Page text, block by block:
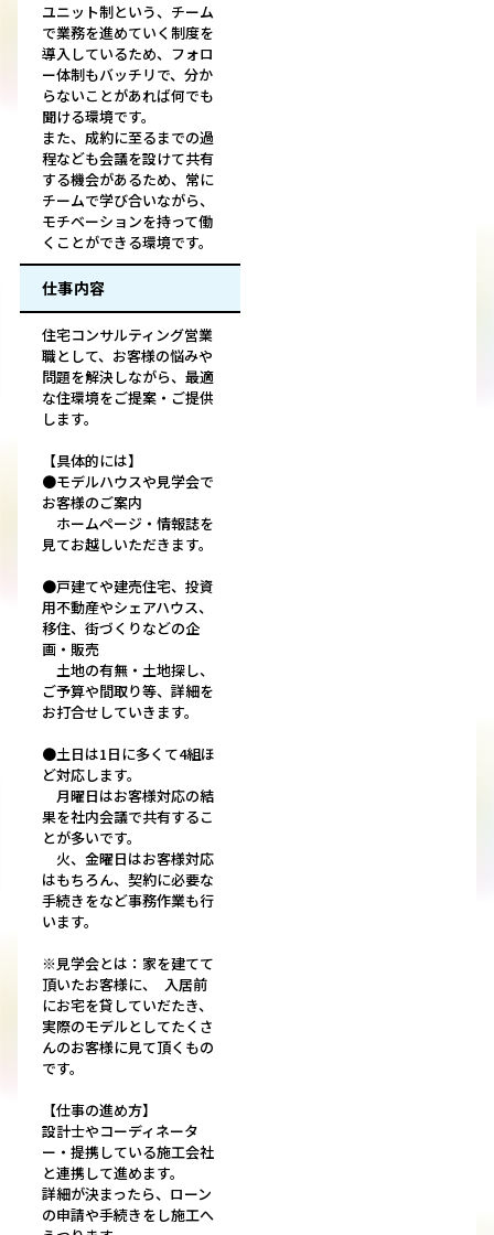
ユニット制という、チーム
で業務を進めていく制度を
導入しているため、フォロ
ー体制もバッチリで、分か
らないことがあれば何でも
聞ける環境です。
また、成約に至るまでの過
程なども会議を設けて共有
する機会があるため、常に
チームで学び合いながら、
モチベーションを持って働
くことができる環境です。
仕事内容
住宅コンサルティング営業
職として、お客様の悩みや
問題を解決しながら、最適
な住環境をご提案・ご提供
します。
【具体的には】
●モデルハウスや見学会で
お客様のご案内
ホームページ・情報誌を
見てお越しいただきます。
●戸建てや建売住宅、投資
用不動産やシェアハウス、
移住、街づくりなどの企
画・販売
土地の有無・土地探し、
ご予算や間取り等、詳細を
お打合せしていきます。
●土日は1日に多くて4組ほ
ど対応します。
月曜日はお客様対応の結
果を社内会議で共有するこ
とが多いです。
火、金曜日はお客様対応
はもちろん、契約に必要な
手続きをなど事務作業も行
います。
※見学会とは：家を建てて
頂いたお客様に、 入居前
にお宅を貸していだたき、
実際のモデルとしてたくさ
んのお客様に見て頂くもの
です。
【仕事の進め方】
設計士やコーディネータ
ー・提携している施工会社
と連携して進めます。
詳細が決まったら、ローン
の申請や手続きをし施工へ